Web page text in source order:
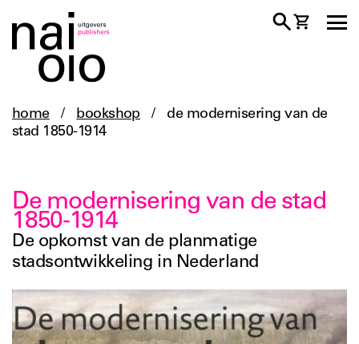
home / bookshop /
de modernisering van de
stad 1850-1914
De modernisering van de stad
1850-1914
De opkomst van de planmatige
stadsontwikkeling in Nederland